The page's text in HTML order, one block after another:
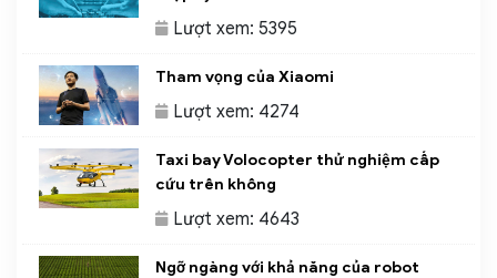
Lượt xem: 5395
Tham vọng của Xiaomi
Lượt xem: 4274
Taxi bay Volocopter thử nghiệm cấp
cứu trên không
Lượt xem: 4643
Ngỡ ngàng với khả năng của robot